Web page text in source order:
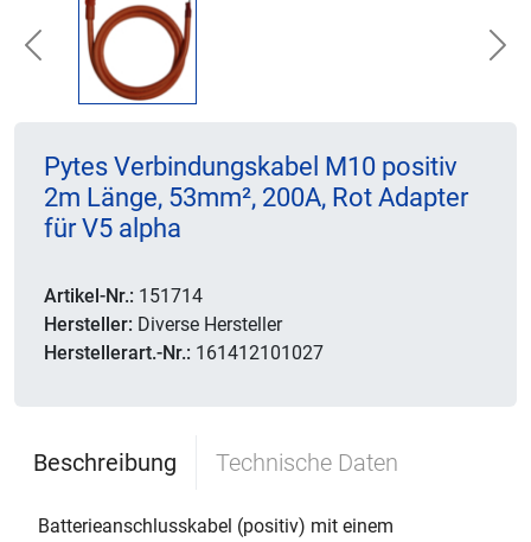
Previous
Pytes Verbindungskabel M10 positiv
2m Länge, 53mm², 200A, Rot Adapter
für V5 alpha
Artikel-Nr.: 151714
Hersteller: Diverse Hersteller
Herstellerart.-Nr.: 161412101027
Beschreibung Technische Daten
Batterieanschlusskabel (positiv) mit einem